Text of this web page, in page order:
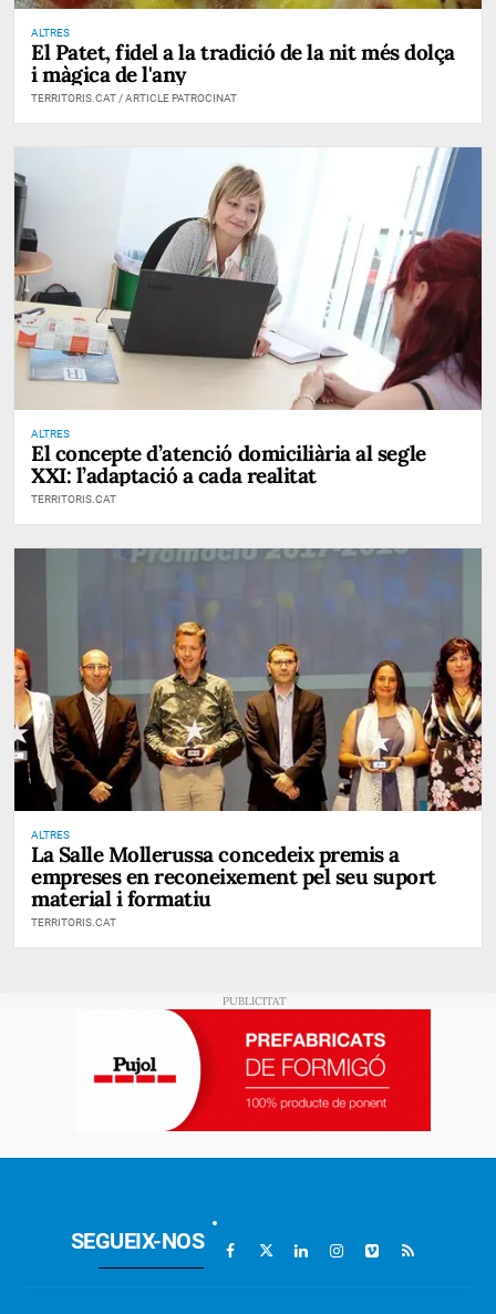
ALTRES
El Patet, fidel a la tradició de la nit més dolça
i màgica de l'any
TERRITORIS.CAT / ARTICLE PATROCINAT
ALTRES
El concepte d’atenció domiciliària al segle
XXI: l’adaptació a cada realitat
TERRITORIS.CAT
ALTRES
La Salle Mollerussa concedeix premis a
empreses en reconeixement pel seu suport
material i formatiu
TERRITORIS.CAT
SEGUEIX-NOS